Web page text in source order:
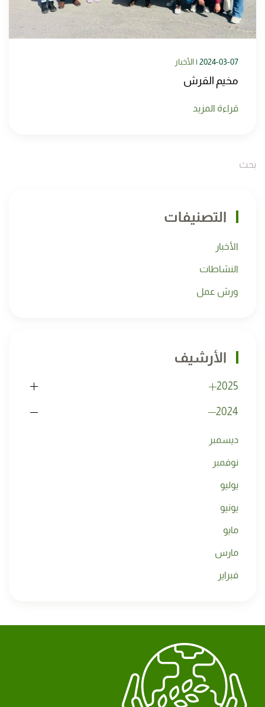
2024-03-07
| الأخبار
مخيم القرش
قراءة المزيد
التصنيفات
الأخبار
النشاطات
ورش عمل
الأرشيف
2025
2024
ديسمبر
نوفمبر
يوليو
يونيو
مايو
مارس
فبراير